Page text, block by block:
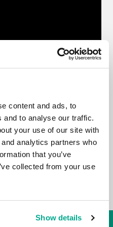
content and ads, to
and to analyse our traffic.
your use of our site with
analytics partners who
that you’ve
collected from your use
Show details